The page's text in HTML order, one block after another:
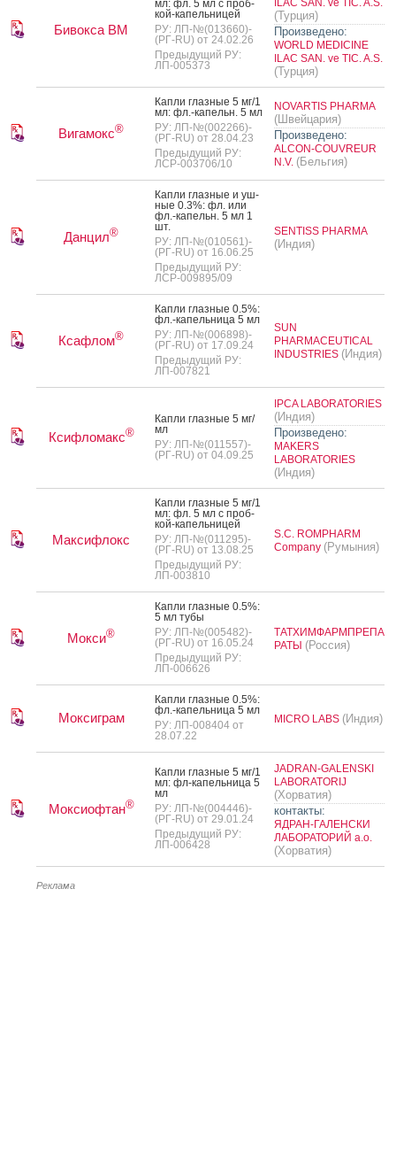
Бивокса ВМ
мл: фл. 5 мл с проб­
кой-ка­пель­ни­цей
РУ: ЛП-№(013660)-
(РГ-RU) от 24.02.26
Предыдущий РУ:
ЛП-005373
ILAC SAN. ve TIC. A.S.
(Турция)
Произведено:
WORLD MEDICINE
ILAC SAN. ve TIC. A.S.
(Турция)
Вигамокс®
Кап­ли глаз­ные 5 мг/1
мл: фл.-ка­пельн. 5 мл
РУ: ЛП-№(002266)-
(РГ-RU) от 28.04.23
Предыдущий РУ:
ЛСР-003706/10
NOVARTIS PHARMA
(Швейцария)
Произведено:
ALCON-COUVREUR
N.V. (Бельгия)
Данцил®
Кап­ли глаз­ные и уш­
ные 0.3%: фл. или
фл.-ка­пельн. 5 мл 1
шт.
РУ: ЛП-№(010561)-
(РГ-RU) от 16.06.25
Предыдущий РУ:
ЛСР-009895/09
SENTISS PHARMA
(Индия)
Ксафлом®
Кап­ли глаз­ные 0.5%:
фл.-ка­пель­ни­ца 5 мл
РУ: ЛП-№(006898)-
(РГ-RU) от 17.09.24
Предыдущий РУ:
ЛП-007821
SUN
PHARMACEUTICAL
INDUSTRIES (Индия)
Ксифломакс®
Кап­ли глаз­ные 5 мг/
мл
РУ: ЛП-№(011557)-
(РГ-RU) от 04.09.25
IPCA LABORATORIES
(Индия)
Произведено:
MAKERS
LABORATORIES
(Индия)
Максифлокс
Кап­ли глаз­ные 5 мг/1
мл: фл. 5 мл с проб­
кой-ка­пель­ни­цей
РУ: ЛП-№(011295)-
(РГ-RU) от 13.08.25
Предыдущий РУ:
ЛП-003810
S.C. ROMPHARM
Company (Румыния)
Мокси®
Кап­ли глаз­ные 0.5%:
5 мл ту­бы
РУ: ЛП-№(005482)-
(РГ-RU) от 16.05.24
Предыдущий РУ:
ЛП-006626
ТАТХИМФАРМПРЕПА
РАТЫ (Россия)
Моксиграм
Кап­ли глаз­ные 0.5%:
фл.-ка­пель­ни­ца 5 мл
РУ: ЛП-008404 от
28.07.22
MICRO LABS (Индия)
Моксиофтан®
Кап­ли глаз­ные 5 мг/1
мл: фл-ка­пель­ни­ца 5
мл
РУ: ЛП-№(004446)-
(РГ-RU) от 29.01.24
Предыдущий РУ:
ЛП-006428
JADRAN-GALENSKI
LABORATORIJ
(Хорватия)
контакты:
ЯДРАН-ГАЛЕНСКИ
ЛАБОРАТОРИЙ а.о.
(Хорватия)
Реклама